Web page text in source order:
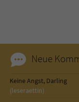
Neue
Keine Angst, Darling
(leseraettin)